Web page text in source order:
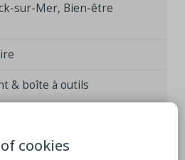
sur-Mer, Bien-être
& boîte à outils
cookies